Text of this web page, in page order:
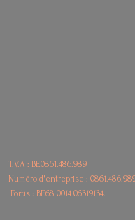
T.V.A : BE0861.486.989
Numéro d'entreprise :
Fortis : BE68 0014 06319134.